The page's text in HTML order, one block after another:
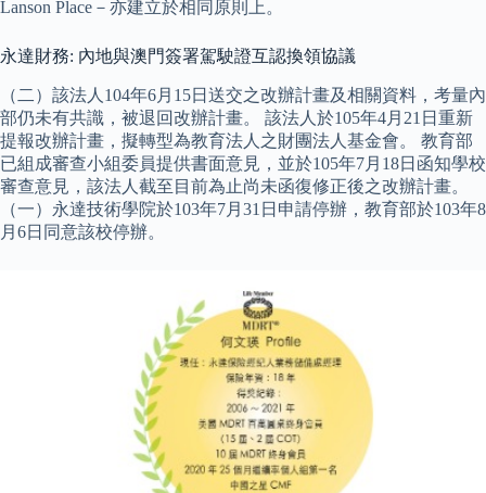
Lanson Place－亦建立於相同原則上。
永達財務: 內地與澳門簽署駕駛證互認換領協議
（二）該法人104年6月15日送交之改辦計畫及相關資料，考量內
部仍未有共識，被退回改辦計畫。 該法人於105年4月21日重新
提報改辦計畫，擬轉型為教育法人之財團法人基金會。 教育部
已組成審查小組委員提供書面意見，並於105年7月18日函知學校
審查意見，該法人截至目前為止尚未函復修正後之改辦計畫。
（一）永達技術學院於103年7月31日申請停辦，教育部於103年8
月6日同意該校停辦。